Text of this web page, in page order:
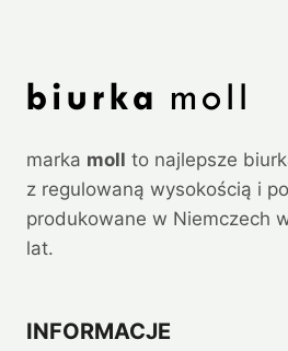
marka moll to najlepsze
z regulowaną wysokością i
produkowane w Niemczech
lat.
INFORMACJE